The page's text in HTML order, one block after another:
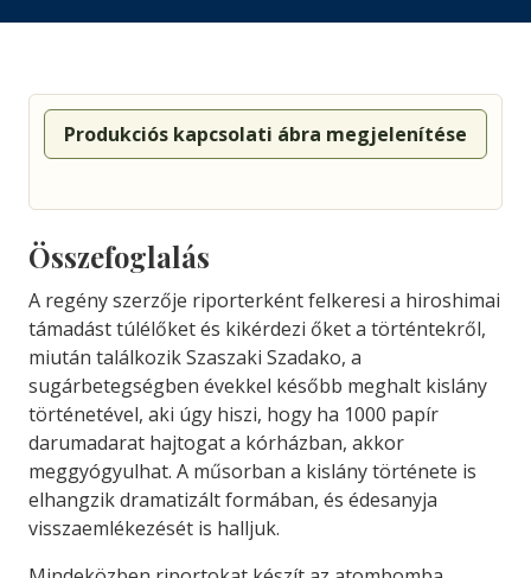
Produkciós kapcsolati ábra megjelenítése
Összefoglalás
A regény szerzője riporterként felkeresi a hiroshimai
támadást túlélőket és kikérdezi őket a történtekről,
miután találkozik Szaszaki Szadako, a
sugárbetegségben évekkel később meghalt kislány
történetével, aki úgy hiszi, hogy ha 1000 papír
darumadarat hajtogat a kórházban, akkor
meggyógyulhat. A műsorban a kislány története is
elhangzik dramatizált formában, és édesanyja
visszaemlékezését is halljuk.